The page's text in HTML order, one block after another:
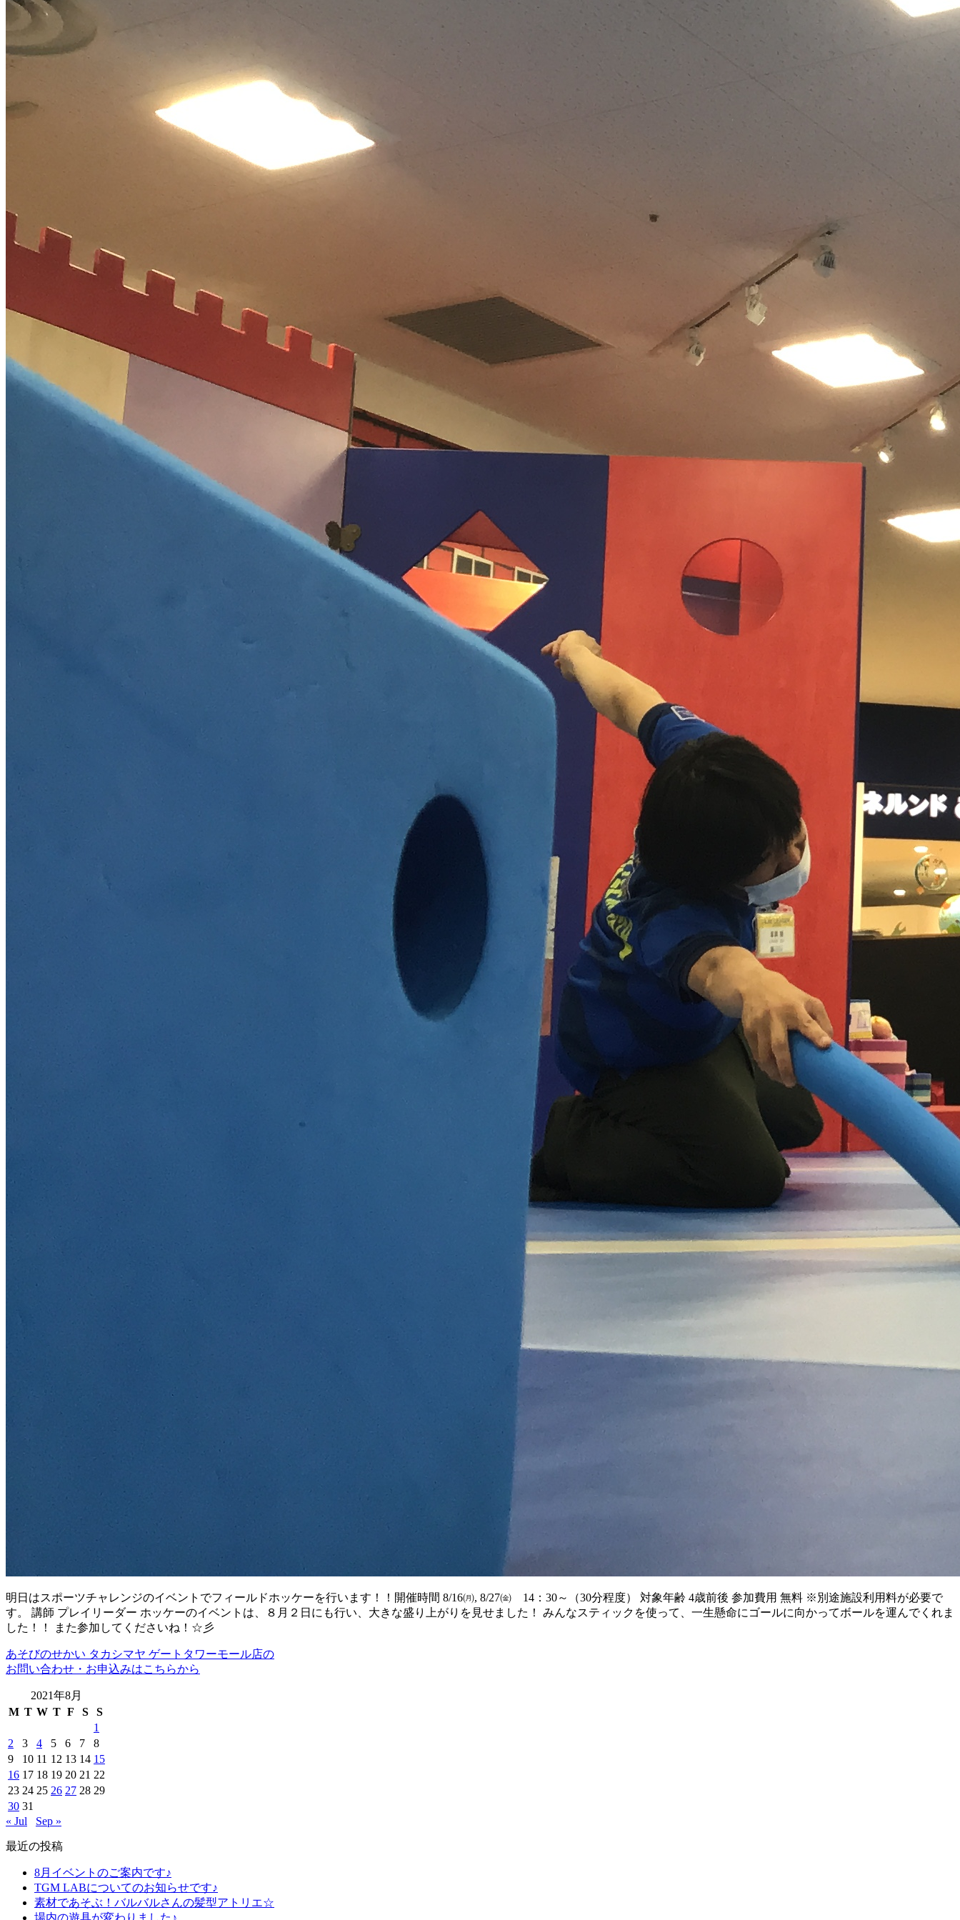
明日はスポーツチャレンジのイベントでフィールドホッケーを行います！！開催時間 8/16㈪, 8/27㈮ 14：30～（30分程度） 対象年齢 4歳前後 参加費用 無料 ※別途施設利用料が必要で
す。 講師 プレイリーダー ホッケーのイベントは、８月２日にも行い、大きな盛り上がりを見せました！ みんなスティックを使って、一生懸命にゴールに向かってボールを運んでくれま
した！！ また参加してくださいね！☆彡
あそびのせかい タカシマヤ ゲートタワーモール店の
お問い合わせ・お申込みはこちらから
2021年8月
M T W T F S
S
1
2
3 4 5 6 7
8
9
10 11 12 13 14 15
16 17 18 19 20 21 22
23 24 25 26 27 28 29
30 31
« Jul
Sep »
最近の投稿
8月イベントのご案内です♪
TGM LABについてのお知らせです♪
素材であそぶ！バルバルさんの髪型アトリエ☆
場内の遊具が変わりました♪